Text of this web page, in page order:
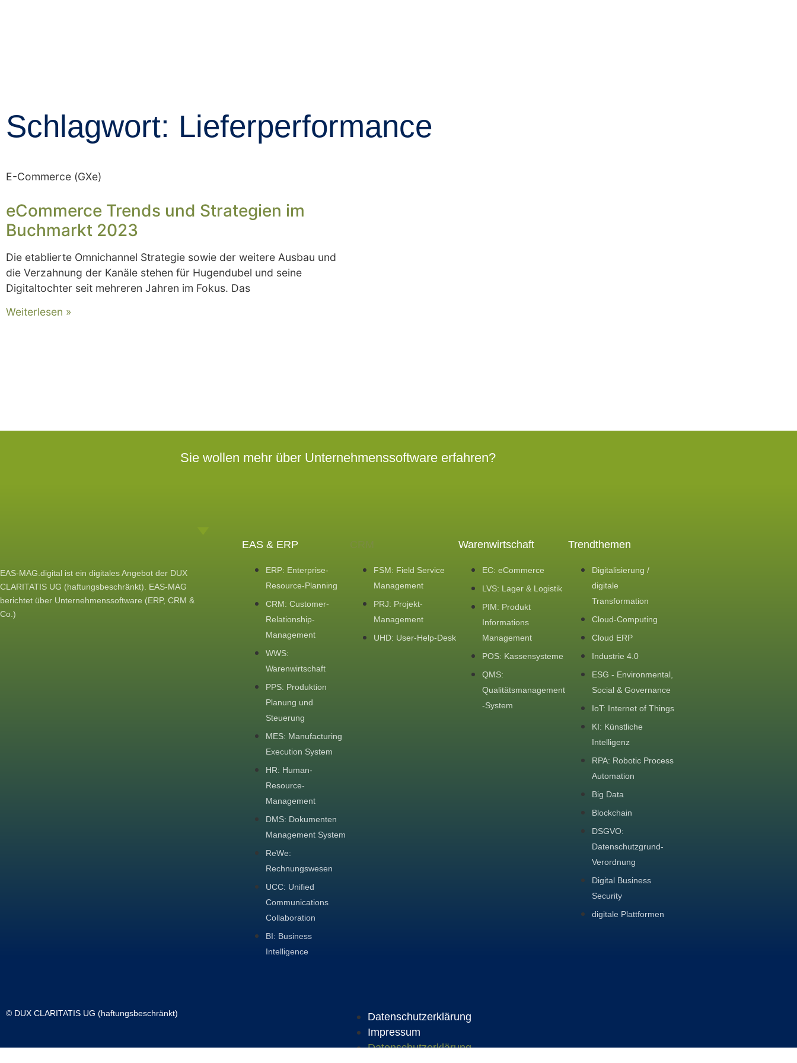
Schlagwort: Lieferperformance
E-Commerce (GXe)
eCommerce Trends und Strategien im
Buchmarkt 2023
Die etablierte Omnichannel Strategie sowie der weitere Ausbau und
die Verzahnung der Kanäle stehen für Hugendubel und seine
Digitaltochter seit mehreren Jahren im Fokus. Das
Weiterlesen »
Sie wollen mehr über Unternehmenssoftware erfahren?
EAS-MAG.digital ist ein digitales Angebot der DUX
CLARITATIS UG (haftungsbeschränkt). EAS-MAG
berichtet über Unternehmenssoftware (ERP, CRM &
Co.)
EAS & ERP
ERP: Enterprise-
Resource-Planning
CRM: Customer-
Relationship-
Management
WWS:
Warenwirtschaft
PPS: Produktion
Planung und
Steuerung
MES: Manufacturing
Execution System
HR: Human-
Resource-
Management
DMS: Dokumenten
Management System
ReWe:
Rechnungswesen
UCC: Unified
Communications
Collaboration
BI: Business
Intelligence
FSM: Field Service
Management
PRJ: Projekt-
Management
UHD: User-Help-Desk
Warenwirtschaft
EC: eCommerce
LVS: Lager & Logistik
PIM: Produkt
Informations
Management
POS: Kassensysteme
QMS:
Qualitätsmanagement
-System
Trendthemen
Digitalisierung /
digitale
Transformation
Cloud-Computing
Cloud ERP
Industrie 4.0
ESG - Environmental,
Social & Governance
IoT: Internet of Things
KI: Künstliche
Intelligenz
RPA: Robotic Process
Automation
Big Data
Blockchain
DSGVO:
Datenschutzgrund-
Verordnung
Digital Business
Security
digitale Plattformen
© DUX CLARITATIS UG (haftungsbeschränkt)
Datenschutz­erklärung
Impressum
Datenschutz­erklärung